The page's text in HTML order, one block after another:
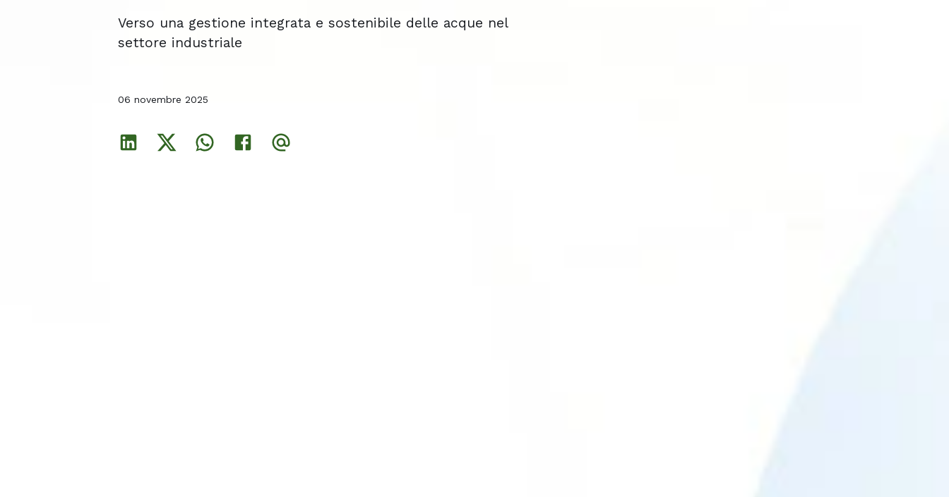
Verso una gestione integrata e sostenibile delle acque nel
settore industriale
06 novembre 2025
Verso una gestione integrata e sostenibile delle acque nel
settore industriale
06 novembre 2025
Verso una gestione integrata e sostenibile delle acque nel
settore industriale
06 novembre 2025